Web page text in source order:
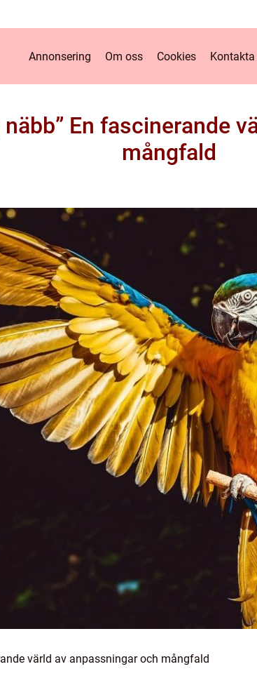
Annonsering Om oss Cookies Kontakta
näbb” En fascinerande
mångfald
värld av anpassningar och mångfald